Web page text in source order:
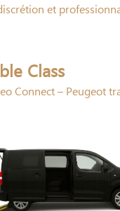
et
Class
Connect – Peugeot